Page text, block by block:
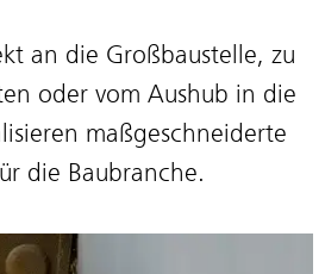
an die Großbaustelle, zu
oder vom Aushub in die
maßgeschneiderte
die Baubranche.